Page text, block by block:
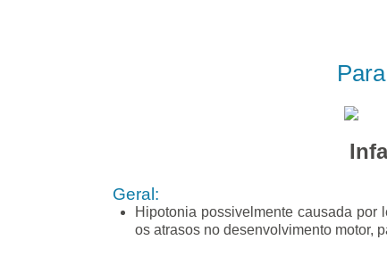
Geral:
Hipotonia possivelmente causada por
os atrasos no desenvolvimento motor,